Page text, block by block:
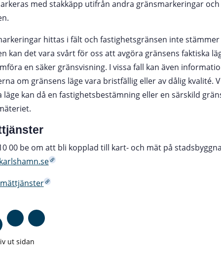
med stakkäpp utifrån andra gränsmarkeringar och
hittas i fält och fastighetsgränsen inte
kan det vara svårt för oss att avgöra gränsens faktiska
en säker gränsvisning. I vissa fall kan även
om gränsens läge vara bristfällig eller av dålig kvalité.
läge kan då en fastighetsbestämning eller en särskild
00 be om att bli kopplad till kart- och mät på
ut sidan